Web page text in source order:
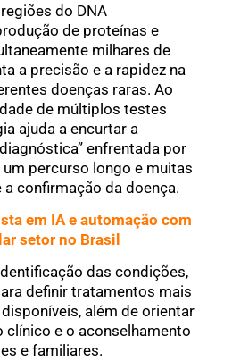
do DNA
de proteínas e
milhares de
a precisão e a rapidez na
doenças raras. Ao
de múltiplos testes
ajuda a encurtar a
enfrentada por
percurso longo e muitas
confirmação da doença.
em IA e automação com
setor no Brasil
das condições,
definir tratamentos mais
além de orientar
clínico e o aconselhamento
e familiares.